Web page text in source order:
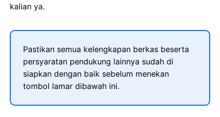
kalian ya.
Pastikan semua kelengkapan berkas beserta
persyaratan pendukung lainnya sudah di
siapkan dengan baik sebelum menekan
tombol lamar dibawah ini.